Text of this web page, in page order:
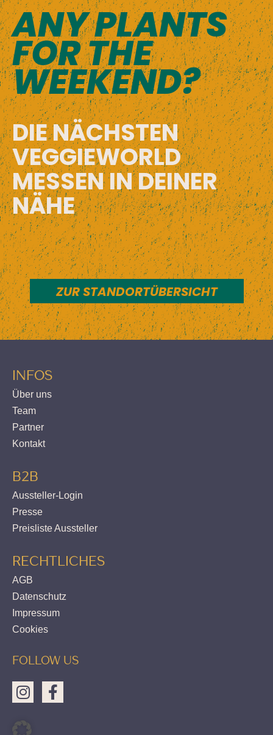
ANY PLANTS
FOR THE
WEEKEND?
DIE NÄCHSTEN
VEGGIEWORLD
MESSEN IN DEINER
NÄHE
ZUR STANDORTÜBERSICHT
INFOS
Über uns
Team
Partner
Kontakt
B2B
Aussteller-Login
Presse
Preisliste Aussteller
RECHTLICHES
AGB
Datenschutz
Impressum
Cookies
FOLLOW US